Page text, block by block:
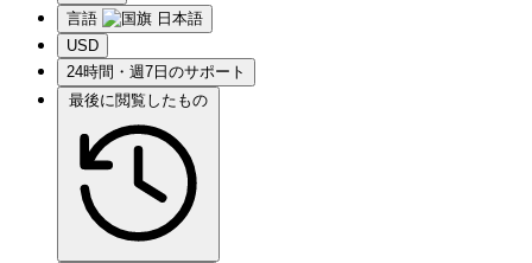
言語
USD
24時間・週7日のサポート
最後に閲覧したもの